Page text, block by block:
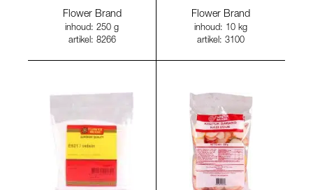
Flower Brand
inhoud: 250 g
artikel: 8266
Flower Brand
inhoud: 10 kg
artikel: 3100